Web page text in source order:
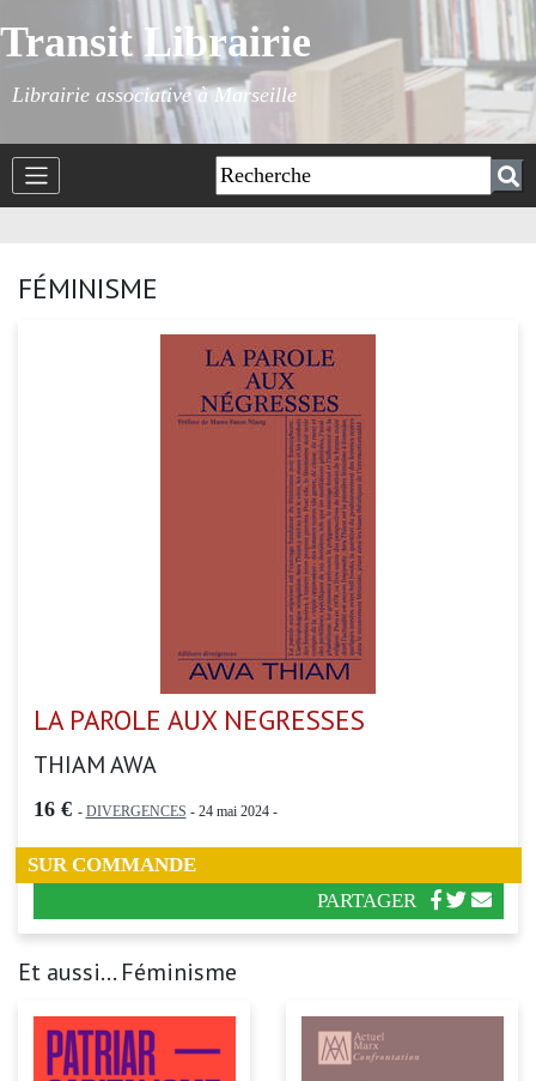
Transit Librairie
Librairie associative à Marseille
FÉMINISME
LA PAROLE AUX NEGRESSES
THIAM AWA
16 € - DIVERGENCES - 24 mai 2024 -
SUR COMMANDE
PARTAGER
Et aussi... Féminisme